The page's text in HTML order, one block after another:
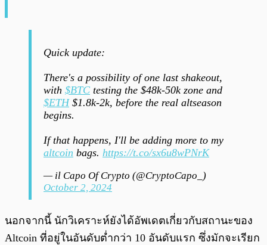
Quick update:
There's a possibility of one last shakeout,
with $BTC testing the $48k-50k zone and
$ETH$1.8k-2k, before the real altseason
begins.
If that happens, I'll be adding more to my
altcoin bags. https://t.co/sx6u8wPNrK
— il Capo Of Crypto (@CryptoCapo_)
October 2, 2024
นอกจากนี้ นักวิเคราะห์ยังได้อัพเดตเกี่ยวกับสถานะของ
Altcoin ที่อยู่ในอันดับต่ำกว่า 10 อันดับแรก ซึ่งมักจะเรียก